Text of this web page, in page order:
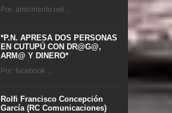
Por: almomento.net ...
*P.N. APRESA DOS PERSONAS
EN CUTUPÚ CON DR@G@,
ARM@ Y DINERO*
Por: facebook ...
Rolfi Francisco Concepción
García (RC Comunicaciones)